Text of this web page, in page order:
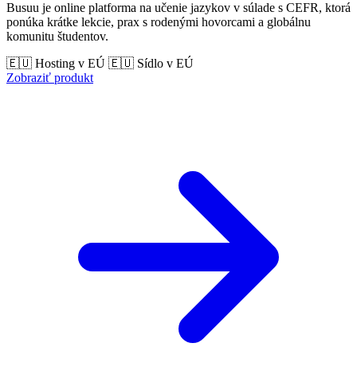
Busuu je online platforma na učenie jazykov v súlade s CEFR, ktorá
ponúka krátke lekcie, prax s rodenými hovorcami a globálnu
komunitu študentov.
🇪🇺 Hosting v EÚ 🇪🇺 Sídlo v EÚ
Zobraziť produkt